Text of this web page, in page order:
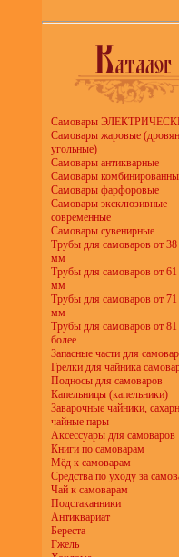
Самовары
Самовары жаровые
угольные)
Самовары антикварные
Самовары
Самовары фарфоровые
Самовары эксклюзивные
современные
Самовары сувенирные
Трубы для самоваров от
мм
Трубы для самоваров от
мм
Трубы для самоваров от
мм
Трубы для самоваров от
более
Запасные части для
Грелки для чайника
Подносы для самоваров
Капельницы (капельники)
Заварочные чайники,
чайные пары
Аксессуары для самоваров
Книги по самоварам
Мёд к самоварам
Средства по уходу за
Чай к самоварам
Подстаканники
Антиквариат
Береста
Гжель